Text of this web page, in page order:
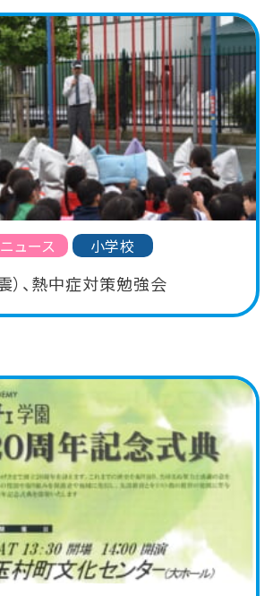
ニュース 小学校
）、熱中症対策勉強会